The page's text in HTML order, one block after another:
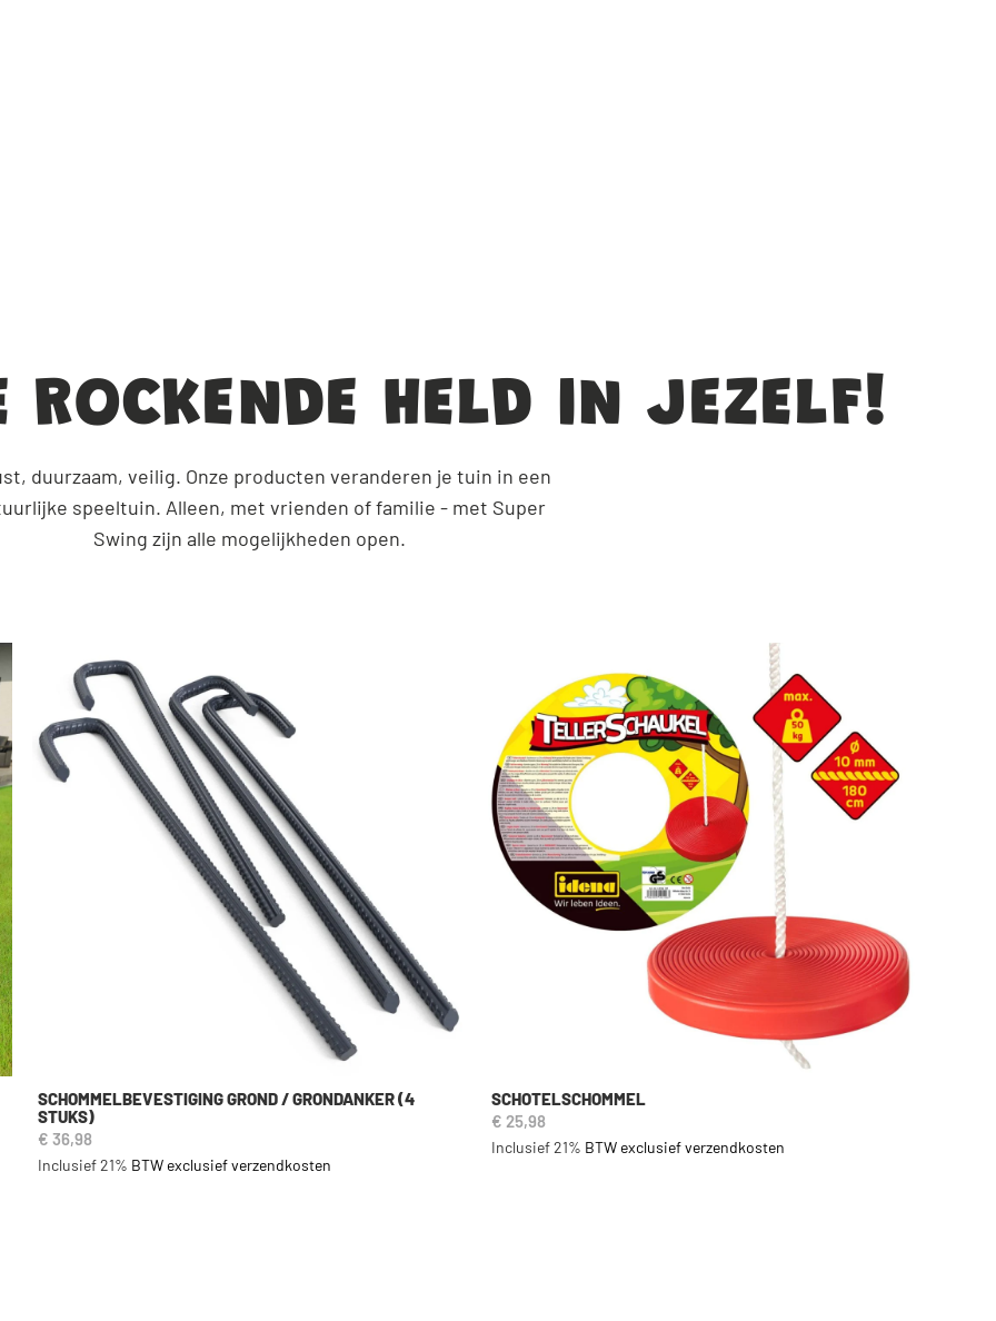
ROCKENDE HELD IN JEZELF!
duurzaam, veilig. Onze producten veranderen je tuin in een
speeltuin. Alleen, met vrienden of familie - met Super
Swing zijn alle mogelijkheden open.
SCHOMMELBEVESTIGING GROND / GRONDANKER (4
STUKS)
€ 36,98
Inclusief 21% BTW exclusief verzendkosten
SCHOTELSCHOMMEL
€ 25,98
Inclusief 21% BTW exclusief verzendkosten